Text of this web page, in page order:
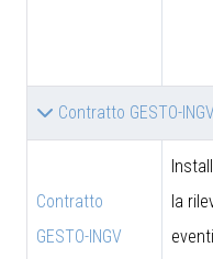
Contratto GESTO-INGV
Contratto
GESTO-INGV
la